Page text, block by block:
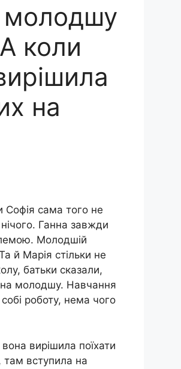
молодшу
коли
на
Софія сама того не
Ганна завжди
Молодшій
й Марія стільки не
батьки сказали,
молодшу. Навчання
роботу, нема чого
вирішила поїхати
там вступила на